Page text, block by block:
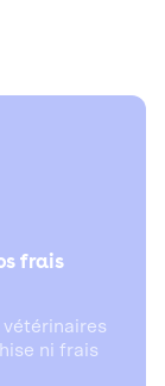
frais
vétérinaires
ni frais